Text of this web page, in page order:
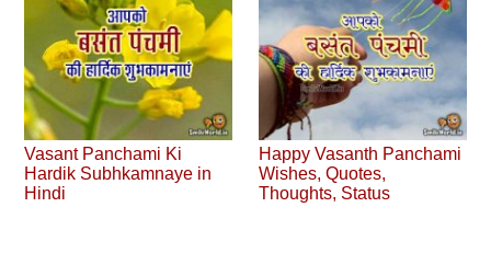
Vasant Panchami Ki
Hardik Subhkamnaye in
Hindi
Happy Vasanth Panchami
Wishes, Quotes,
Thoughts, Status